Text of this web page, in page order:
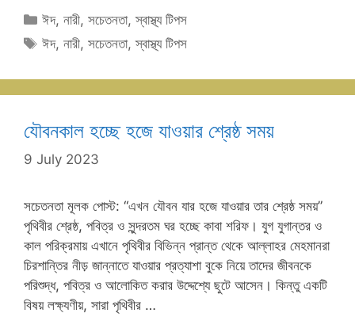
Categories
ঈদ,নারী,সচেতনতা,স্বাস্থ্য টিপস
Tags
ঈদ,নারী,সচেতনতা,স্বাস্থ্য টিপস
যৌবনকাল হচ্ছে হজে যাওয়ার শ্রেষ্ঠ সময়
9 July 2023
সচেতনতা মূলক পোস্ট: “এখন যৌবন যার হজে যাওয়ার তার শ্রেষ্ঠ সময়”
পৃথিবীর শ্রেষ্ঠ, পবিত্র ও সুন্দরতম ঘর হচ্ছে কাবা শরিফ। যুগ যুগান্তর ও
কাল পরিক্রমায় এখানে পৃথিবীর বিভিন্ন প্রান্ত থেকে আল্লাহর মেহমানরা
চিরশান্তির নীড় জান্নাতে যাওয়ার প্রত্যাশা বুকে নিয়ে তাদের জীবনকে
পরিশুদ্ধ, পবিত্র ও আলোকিত করার উদ্দেশ্যে ছুটে আসেন। কিন্তু একটি
বিষয় লক্ষ্যণীয়, সারা পৃথিবীর …